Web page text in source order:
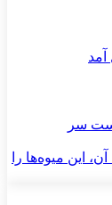
سر
با آن، این میوه‌ها را